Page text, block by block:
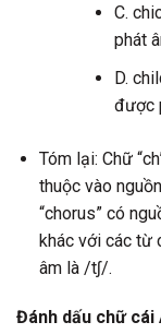
C.
phát
D.
được
Tóm lại: Chữ
thuộc vào
“chorus” có
khác với các từ
âm là /tʃ/.
Đánh dấu chữ cái